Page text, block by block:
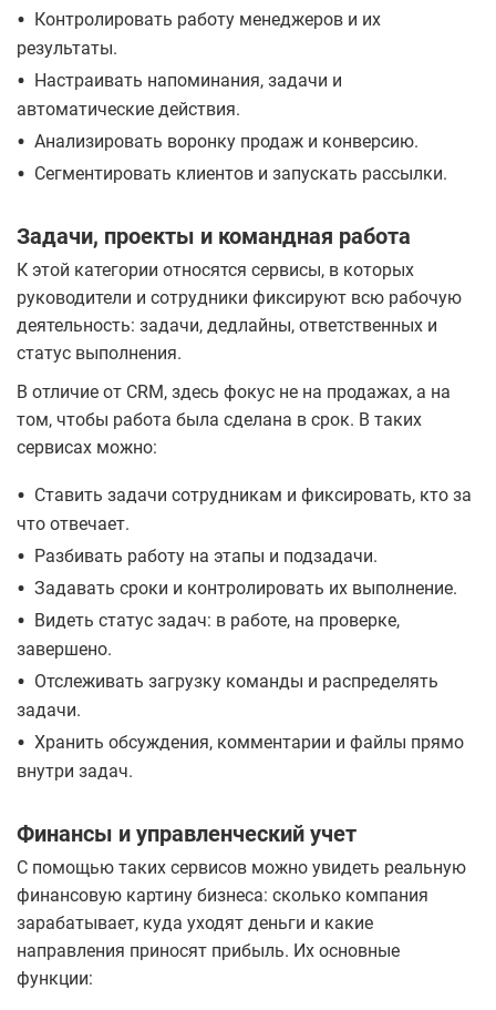
•
Контролировать работу менеджеров и их
результаты.
• Настраивать напоминания, задачи и
автоматические действия.
• Анализировать воронку продаж и конверсию.
• Сегментировать клиентов и запускать рассылки.
Задачи, проекты и командная работа
К этой категории относятся сервисы, в которых
руководители и сотрудники фиксируют всю рабочую
деятельность: задачи, дедлайны, ответственных и
статус выполнения.
В отличие от CRM, здесь фокус не на продажах, а на
том, чтобы работа была сделана в срок. В таких
сервисах можно:
• Ставить задачи сотрудникам и фиксировать, кто за
что отвечает.
• Разбивать работу на этапы и подзадачи.
• Задавать сроки и контролировать их выполнение.
• Видеть статус задач: в работе, на проверке,
завершено.
• Отслеживать загрузку команды и распределять
задачи.
• Хранить обсуждения, комментарии и файлы прямо
внутри задач.
Финансы и управленческий учет
С помощью таких сервисов можно увидеть реальную
финансовую картину бизнеса: сколько компания
зарабатывает, куда уходят деньги и какие
направления приносят прибыль. Их основные
функции: